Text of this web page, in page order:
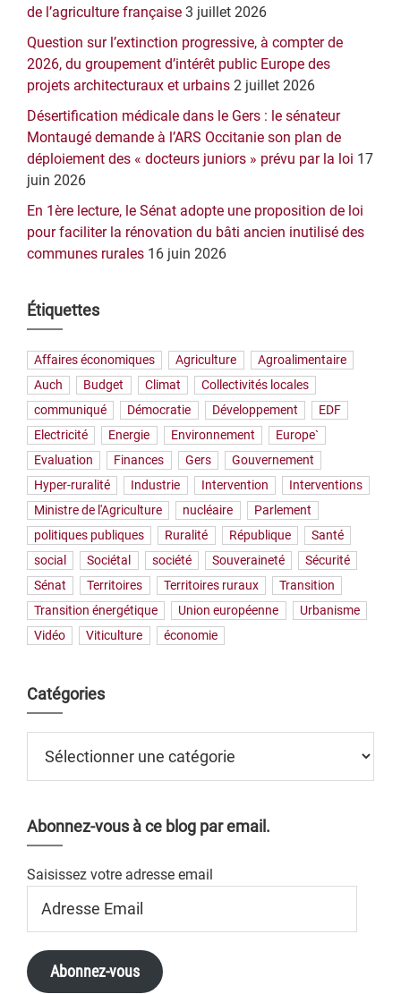
de l’agriculture française 3 juillet 2026
Question sur l’extinction progressive, à compter de
2026, du groupement d’intérêt public Europe des
projets architecturaux et urbains 2 juillet 2026
Désertification médicale dans le Gers : le sénateur
Montaugé demande à l’ARS Occitanie son plan de
déploiement des « docteurs juniors » prévu par la loi 17
juin 2026
En 1ère lecture, le Sénat adopte une proposition de loi
pour faciliter la rénovation du bâti ancien inutilisé des
communes rurales 16 juin 2026
Étiquettes
Affaires économiques Agriculture
Agroalimentaire
Auch
Budget Climat
Collectivités locales
communiqué
Démocratie Développement
EDF
Electricité
Energie Environnement
Europe`
Evaluation
Finances Gers
Gouvernement
Hyper-ruralité
Industrie Intervention
Interventions
Ministre de l'Agriculture
nucléaire
Parlement
politiques publiques
Ruralité République
Santé
social
Sociétal société Souveraineté
Sécurité
Sénat
Territoires Territoires ruraux
Transition
Transition énergétique
Union européenne
Urbanisme
Vidéo
Viticulture économie
Catégories
Abonnez-vous à ce blog par email.
Saisissez votre adresse email
Email
Abonnez-vous